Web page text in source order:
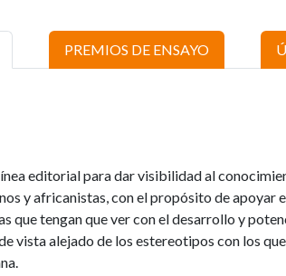
PREMIOS DE ENSAYO
editorial para dar visibilidad al
y africanistas, con el propósito de apoyar
que tengan que ver con el desarrollo y
vista alejado de los estereotipos con los